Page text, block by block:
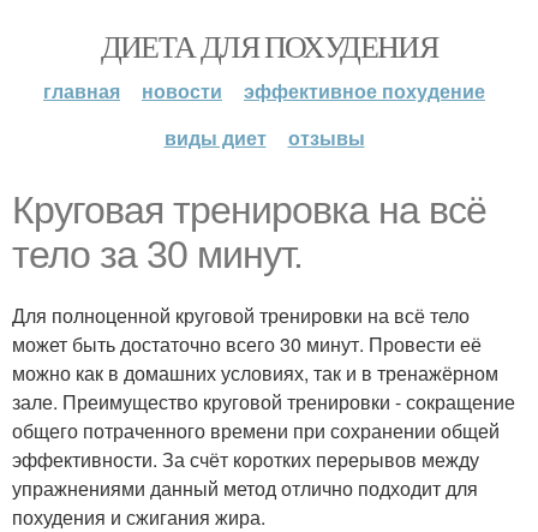
ДИЕТА ДЛЯ ПОХУДЕНИЯ
главная новости
эффективное похудение
виды диет
отзывы
Круговая тренировка на всё
тело за 30 минут.
Для полноценной круговой тренировки на всё тело
может быть достаточно всего 30 минут. Провести её
можно как в домашних условиях, так и в тренажёрном
зале. Преимущество круговой тренировки - сокращение
общего потраченного времени при сохранении общей
эффективности. За счёт коротких перерывов между
упражнениями данный метод отлично подходит для
похудения и сжигания жира.